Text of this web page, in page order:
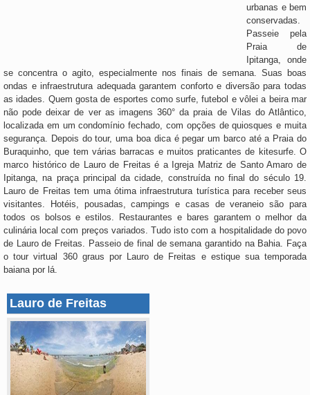
urbanas e bem
conservadas.
Passeie pela
Praia de
Ipitanga, onde
se concentra o agito, especialmente nos finais de semana. Suas boas
ondas e infraestrutura adequada garantem conforto e diversão para todas
as idades. Quem gosta de esportes como surfe, futebol e vôlei a beira mar
não pode deixar de ver as imagens 360° da praia de Vilas do Atlântico,
localizada em um condomínio fechado, com opções de quiosques e muita
segurança. Depois do tour, uma boa dica é pegar um barco até a Praia do
Buraquinho, que tem várias barracas e muitos praticantes de kitesurfe. O
marco histórico de Lauro de Freitas é a Igreja Matriz de Santo Amaro de
Ipitanga, na praça principal da cidade, construída no final do século 19.
Lauro de Freitas tem uma ótima infraestrutura turística para receber seus
visitantes. Hotéis, pousadas, campings e casas de veraneio são para
todos os bolsos e estilos. Restaurantes e bares garantem o melhor da
culinária local com preços variados. Tudo isto com a hospitalidade do povo
de Lauro de Freitas. Passeio de final de semana garantido na Bahia. Faça
o tour virtual 360 graus por Lauro de Freitas e estique sua temporada
baiana por lá.
Lauro de Freitas